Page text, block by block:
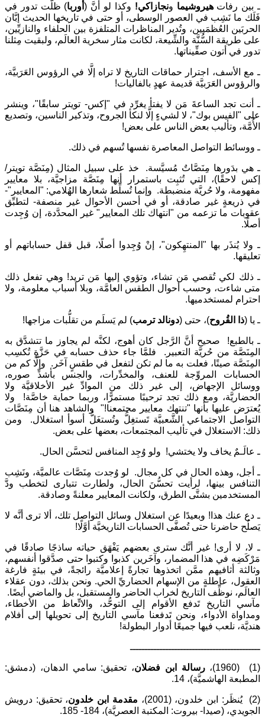
ـ بين رفاتهيروشيما ونجازاكي! وكذا لو أنَّ (أوربا) ظلَّت تدور في
فَلَك ما نَشِب في العصور الوسطى، أو حتى في تاريخها الحديث إبَّان
الحربَين العُظمَيين، وتُدير المناظرات المتلفزة بين الحلفاء والنازيِّين،
على طريقة السُّنَّة والشِّيعة، لكانت مثار سخرية العالَم، ولبقيت مِثلنا
تدور في أتون صفِّيناتها.
ـ مع الأسف، اجترار حماقات التاريخ لا تراه إلَّا في الرؤوس العَرَبيَّة،
والرؤوس العَرَبيَّة قديمة عهدٍ بالفاليات!
ـ أنت تجد الساعةَ مَن لا يفتأ يغرِّد في "إكس- تويتر سابقًا"، وينشر
على "الفيس بوك"، لا لشيءٍ إلَّا لنكأ الجروح، وتذكير الناسين، وتصديع
الأُمَّة، وتأليب بعض الناس على بعض!
ـ ووسائط التواصل المعاصرة نفسها تُسهم في ذلك.
ـ هي بدَورها مِنَصَّاتٌ مُسيَّسة. خذ على سبيل المثال (مِنَصَّة تويتر/
إكس لاحقًا)، التي تُثبِت باستمرار أنها مِنَصَّة مزاجيَّة، بلا معايير
مفهومة، ولا حُريَّة منضبطة. وإنما تُسلِّط شعارها الهُلامي: "المعايير"-
في ذريعةٍ غير صادقة، أو في أحسن الأحوال غير منصفة- لتطبِّق
عقوبات ما تزعمه من "انتهاك تلك المعايير" غير المحدَّدة، إن وُجِدت
أصلًا.
ـ ولا يُنذَر بها "المنتهِكون"، إنْ وُجِدوا أصلًا، قبل قفل حساباتهم أو
تعليقها.
ـ ذلك لكي تُقصي مَن تشاء، وتؤوي إليها مَن تريد! وهي تفعل ذلك
متى شاءت، وحسب أحوال الطقس العامَّة، وبلا أسباب معلومة، ولا
احترام لمستخدميها.
ـ يا (ذا القُروح)، حتى (دونالد ترمب) لم يَسلَم من تقلُّبات مزاجها!
ـ بالطبع! صحيح أنَّ الرَّجل كان أهوج، لكنَّه لم يجاوز ما تتشدَّق به
المِنَصَّة من حُريَّة التعبير. فلمَّا جاء حذف حسابه في حَزَّةٍ تُكسِب
المِنَصَّة صيتًا، فعلت به ما لم تكن لتفعل في طقسٍ آخَر. وإلَّا كم من
الحسابات المروِّجة للعنف، والمخدِّرات، والجنس بأشذِّ صوره،
ووسائل الإجهاض، إلى غير ذلك من الموادِّ غير الأخلاقيَّة ولا
الحضاريَّة، ومع ذلك تجد ترحيبًا مستمرًّا، وربما حماية خاصَّة! ولا
يُعترَض عليها بأنها "تنتهك معايير مجتمعنا!" والشاهد هنا أن مِنَصَّات
التواصل الاجتماعي الشَّعبيَّة تَستغِلُّ وتُستغَلُّ أسوأ استغلال. ومن
ذلك: الاستغلال في تأليب المجتمعات، بعضها على بعض.
ـ عالَـمٌ يخاف ولا يختشي! ولو وُجِد المنافس لتحسَّن الحال.
ـ أجل، وهذه الحال في كل مجال. لو وُجدت مِنَصَّات عالميَّة، ونَشِب
التنافس بينها، لرأيت تحسُّنَ الحال، ولطارت تتبارى لتخطب ودَّ
المستخدمين بشتَّى الطرق، ولكانت المعايير معلنةً وصادقة.
ـ دع عنك هذا! وبعيدًا عن استغلال وسائل التواصل تلك، ألا ترى أنَّه لا
يَصلُح حاضرنا حتى تُصفَّى الحسابات التاريخيَّة أوَّلًا!
ـ لا، لا أرى! غير أنَّك سترى بعضهم يَفْهَق حياته ساذجًا صادقًا في
مَرْكَضِه في هذا المضمار، وآخَرين كذبوا وكتبوا حتى صدَّقوا أنفسهم،
وثالثة أثافيهم ممَّن اتخذوها تجارةً إعلاميَّة رائجةً، في بيئةٍ فارغة
العقول، عاطلةٍ من الإسهام الحضاريِّ الحي. ونحن بذلك، دون عقلاء
العالَم، نوظِّف التاريخ لخراب الحاضر والمستقبل، بل والماضي أيضًا.
مآسي التاريخ تَدفع الأقوام إلى التوحُّد، والاتِّعاظ من الأخطاء،
ومداواة الأدواء، ونحن تَدفعنا مآسي التاريخ إلى تحويلها إلى أفلام
هنديَّة، نلعب فيها جميعًا أدوار البطولة!
ــــــــــــــــــــــــــــــــــــــــــــ
(1) (1960)، رسالة ابن فضلان، تحقيق: سامي الدهان، (دمشق:
المطبعة الهاشميَّة)، 14.
(2) يُنظَر: ابن خلدون، (2001)، مقدمة ابن خلدون، تحقيق: درويش
الجويدي، (صيدا- بيروت: المكتبة العصريَّة)، 184- 185.